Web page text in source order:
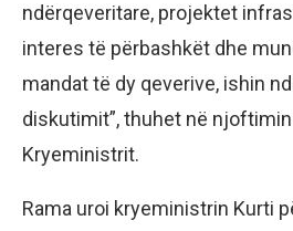
ndërqeveritare, projektet
interes të përbashkët dhe
mandat të dy qeverive, ishin
diskutimit”, thuhet në
Kryeministrit.
Rama uroi kryeministrin Kurti